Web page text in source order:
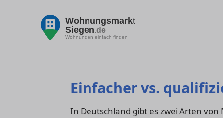
Wohnungsmarkt
Siegen.de
Wohnungen einfach finden
Einfacher vs.
In Deutschland gibt es zwei Arten von